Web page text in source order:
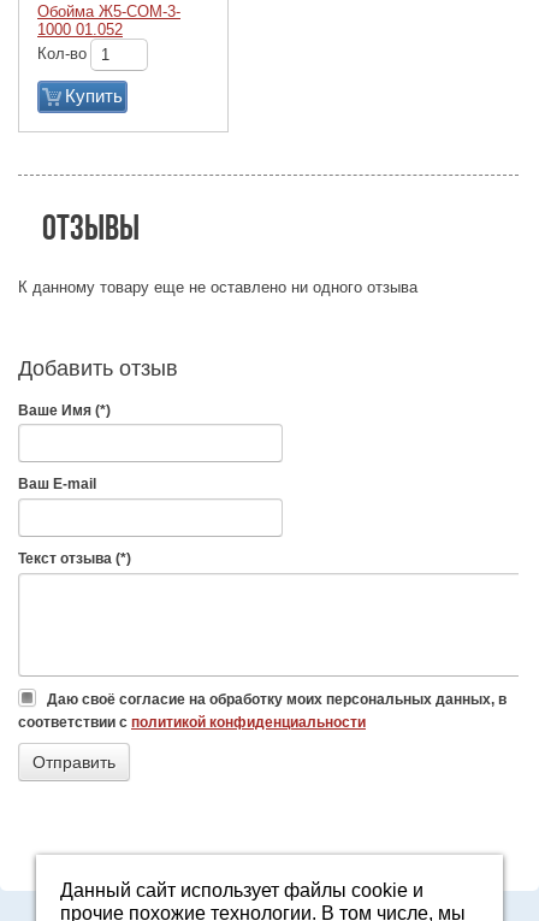
Обойма Ж5-СОМ-3-
1000 01.052
Кол-во
Купить
Отзывы
К данному товару еще не оставлено ни одного отзыва
Добавить отзыв
Ваше Имя (*)
Ваш E-mail
Текст отзыва (*)
Даю своё согласие на обработку моих персональных данных, в
соответствии с политикой конфиденциальности
Адрес: Свердловская область, г. Арамиль, ул. Базовая, 2
Данный сайт использует файлы cookie и
прочие похожие технологии. В том числе, мы